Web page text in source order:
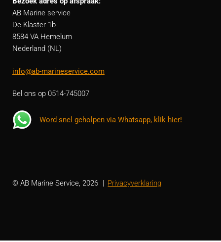
AB Marine service
De Klaster 1b
8584 VA Hemelum
Nederland (NL)
info@ab-marineservice.com
Bel ons op 0514-745007
Word snel geholpen via Whatsapp, klik hier!
© AB Marine Service, 2026 Privacyverklaring